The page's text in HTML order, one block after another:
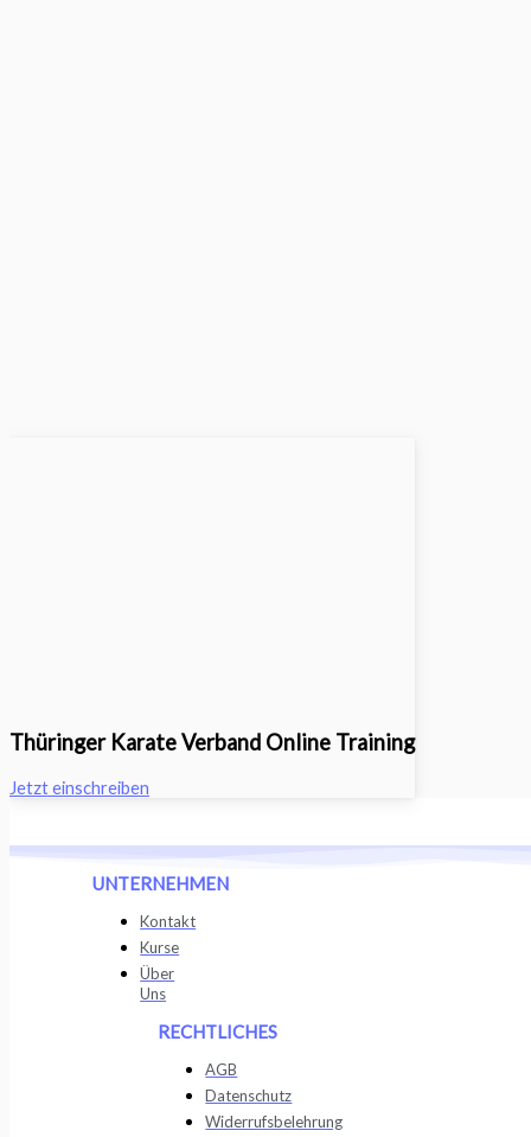
Thüringer Karate Verband Online Training
Jetzt einschreiben
UNTERNEHMEN
Kontakt
Kurse
Über
Uns
RECHTLICHES
AGB
Datenschutz
Widerrufsbelehrung